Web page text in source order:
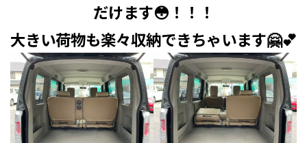
だけます😳！！！
大きい荷物も楽々収納できちゃいます🤗💕